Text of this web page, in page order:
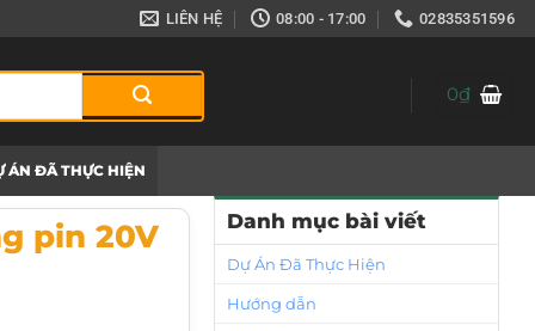
LIÊN HỆ 08:00 - 17:00 02835351596
0₫
ÁN ĐÃ THỰC HIỆN
Danh mục bài viết
Dự Án Đã Thực Hiện
Hướng dẫn
pin 20V